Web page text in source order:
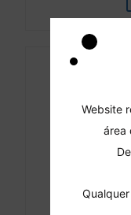
Website
área